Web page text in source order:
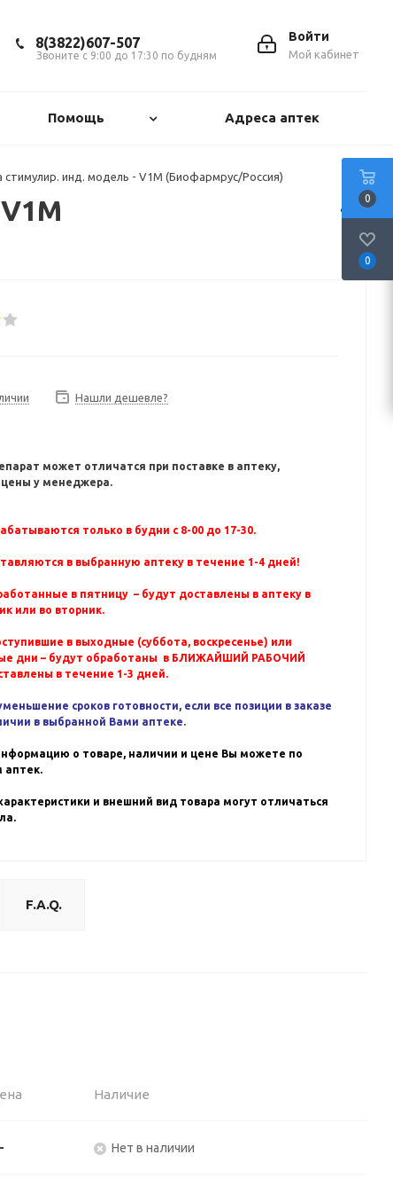
Войти
Мой кабинет
8(3822)607-507
Звоните с 9:00 до 17:30 по будням
Помощь Адреса аптек
стимулир. инд. модель - V1M (Биофармрус/Россия)
Нашли дешевле?
может отличатся при поставке в аптеку,
у менеджера.
только в будни с 8-00 до 17-30.
в выбранную аптеку в течение 1-4 дней!
в пятницу – будут доставлены в аптеку в
или во вторник.
в выходные (суббота, воскресенье) или
дни – будут обработаны в БЛИЖАЙШИЙ РАБОЧИЙ
в течение 1-3 дней.
сроков готовности, если все позиции в заказе
в выбранной Вами аптеке.
о товаре, наличии и цене Вы можете по
аптек.
и внешний вид товара могут отличаться
F.A.Q.
Наличие
Нет в наличии
0
0